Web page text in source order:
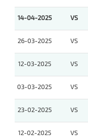
14-04-2025 VS
26-03-2025 VS
12-03-2025 VS
03-03-2025 VS
23-02-2025 VS
12-02-2025 VS